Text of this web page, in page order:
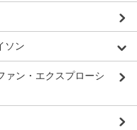
ソン
ァン・エクスプローシ